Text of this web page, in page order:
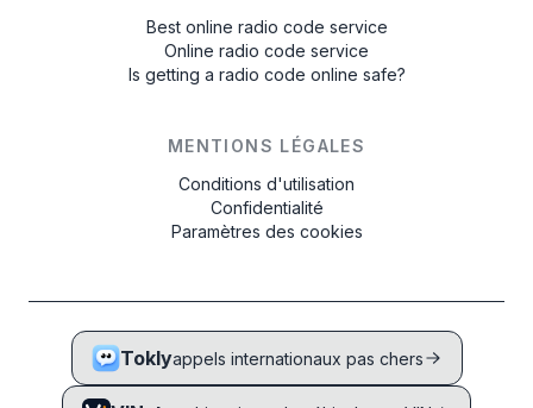
Best online radio code service
Online radio code service
Is getting a radio code online safe?
MENTIONS LÉGALES
Conditions d'utilisation
Confidentialité
Paramètres des cookies
Toklyappels internationaux pas chers